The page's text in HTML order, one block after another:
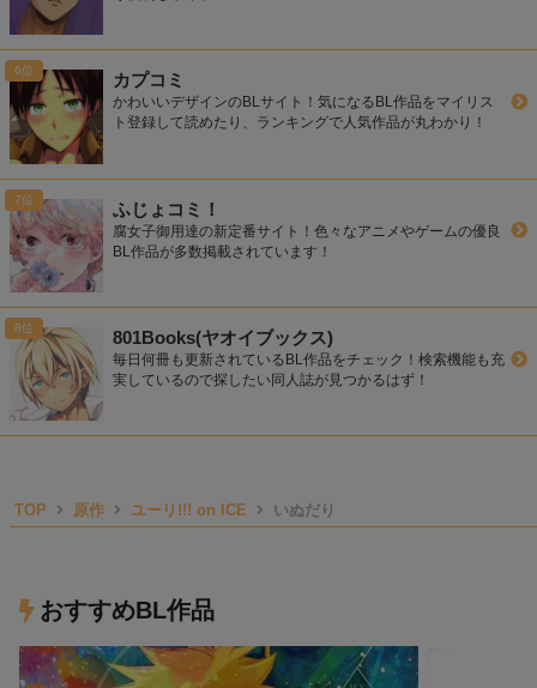
カプコミ
かわいいデザインのBLサイト！気になるBL作品をマイリス
ト登録して読めたり、ランキングで人気作品が丸わかり！
ふじょコミ！
腐女子御用達の新定番サイト！色々なアニメやゲームの優良
BL作品が多数掲載されています！
801Books(ヤオイブックス)
毎日何冊も更新されているBL作品をチェック！検索機能も充
実しているので探したい同人誌が見つかるはず！
TOP 原作 ユーリ!!! on ICE いぬだり
おすすめBL作品